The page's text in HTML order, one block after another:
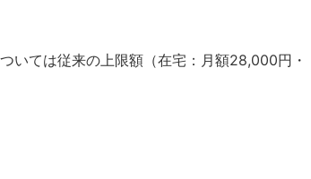
いては従来の上限額（在宅：月額28,000円・